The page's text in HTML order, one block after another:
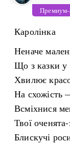
Премиум-
Каролінка
Неначе
Що з казки у
Хвилює
На схожість
Всміхнися
Твої оченята-
Блискучі